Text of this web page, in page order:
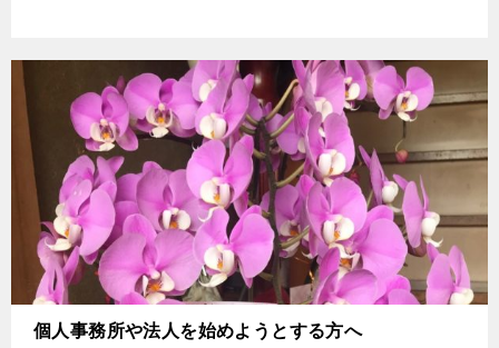
個人事務所や法人を始めようとする方へ